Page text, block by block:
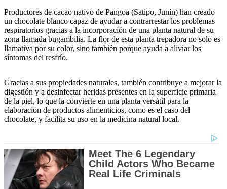
Productores de cacao nativo de Pangoa (Satipo, Junín) han creado
un chocolate blanco capaz de ayudar a contrarrestar los problemas
respiratorios gracias a la incorporación de una planta natural de su
zona llamada bugambilia. La flor de esta planta trepadora no solo es
llamativa por su color, sino también porque ayuda a aliviar los
síntomas del resfrío.
Gracias a sus propiedades naturales, también contribuye a mejorar la
digestión y a desinfectar heridas presentes en la superficie primaria
de la piel, lo que la convierte en una planta versátil para la
elaboración de productos alimenticios, como es el caso del
chocolate, y facilita su uso en la medicina natural local.